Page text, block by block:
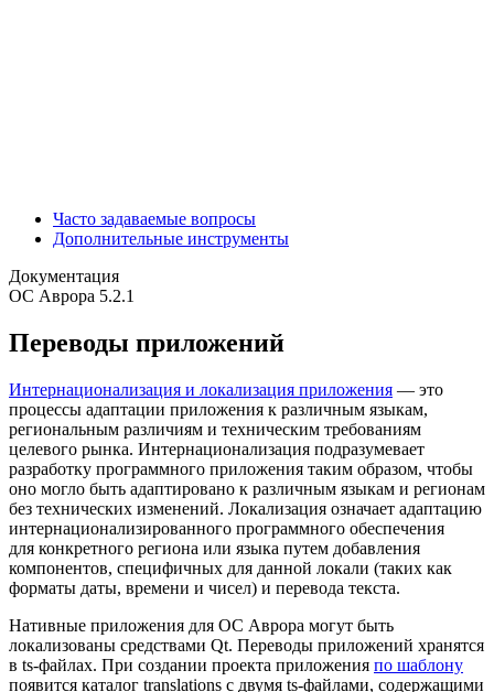
Часто задаваемые вопросы
Дополнительные инструменты
Документация
ОС Аврора 5.2.1
Переводы приложений
Интернационализация и локализация приложения — это
процессы адаптации приложения к различным языкам,
региональным различиям и техническим требованиям
целевого рынка. Интернационализация подразумевает
разработку программного приложения таким образом, чтобы
оно могло быть адаптировано к различным языкам и регионам
без технических изменений. Локализация означает адаптацию
интернационализированного программного обеспечения
для конкретного региона или языка путем добавления
компонентов, специфичных для данной локали (таких как
форматы даты, времени и чисел) и перевода текста.
Нативные приложения для ОС Аврора могут быть
локализованы средствами Qt. Переводы приложений хранятся
в ts-файлах. При создании проекта приложения по шаблону
появится каталог translations с двумя ts-файлами, содержащими